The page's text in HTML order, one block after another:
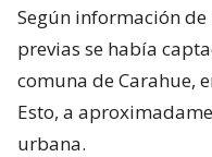
Según información de
previas se había
comuna de Carahue,
Esto, a
urbana.